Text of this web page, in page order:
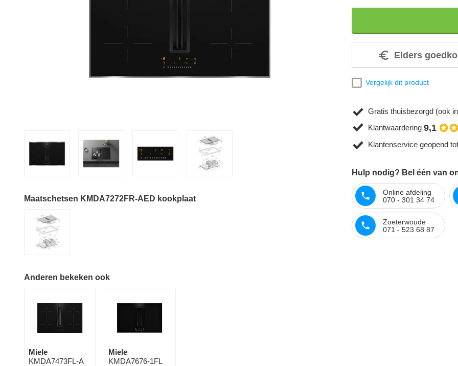
Maatschetsen KMDA7272FR-AED kookplaat
Anderen bekeken ook
Miele
KMDA7473FL-A
Miele
KMDA7676-1FL
Elders
Vergelijk dit product
Gratis thuisbezorgd (ook
Klantwaardering 9,1
Klantenservice geopend
Hulp nodig? Bel één van
Online afdeling
070 - 301 34 74
Zoeterwoude
071 - 523 68 87